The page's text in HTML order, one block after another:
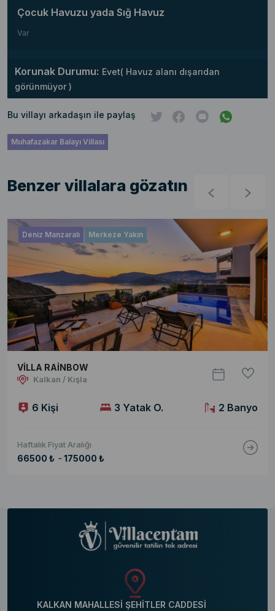
Çocuk Havuzu yada Sığ Havuz
Var
Korunak Durumu: Evet( Havuz alanı dışarıdan
görünmüyor )
Bu villayı arkadaşın ile paylaş
Muhafazakar Balayı Villası
Benzer villalara gözatın
Deniz Manzaralı Merkeze Yakın
VİLLA RAİNBOW
Kalkan / Kışla
6 Kişi 3 Yatak O. 2 Banyo
Haftalık Fiyat Aralığı
66500 ₺ - 175000 ₺
KALKAN MAHALLESİ ŞEHİTLER CADDESİ